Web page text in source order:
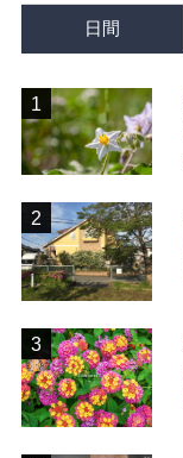
日間
1
2
3